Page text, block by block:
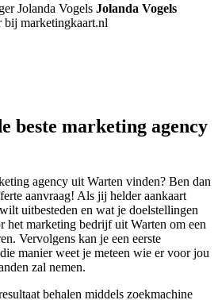
Jolanda Vogels
bij marketingkaart.nl
beste marketing agency
agency uit Warten vinden? Ben dan
aanvraag! Als jij helder aankaart
uitbesteden en wat je doelstellingen
het marketing bedrijf uit Warten om een
Vervolgens kan je een eerste
manier weet je meteen wie er voor jou
zal nemen.
behalen middels zoekmachine